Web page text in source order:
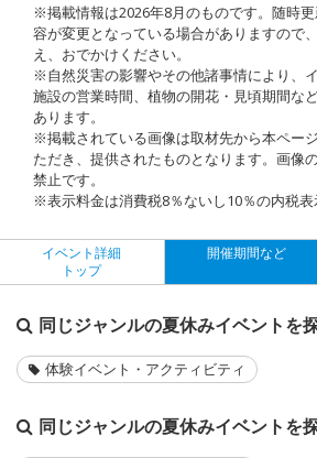
※掲載情報は2026年8月のものです。随時
容が変更となっている場合がありますので
え、おでかけください。
※自然災害の影響やその他諸事情により、
施設の営業時間、植物の開花・見頃期間な
あります。
※掲載されている画像は取材先から本ペー
ただき、提供されたものとなります。画像
禁止です。
※表示料金は消費税8％ないし10％の内税表
イベント詳細
トップ
開催期間など
同じジャンルの夏休みイベントを
体験イベント・アクティビティ
同じジャンルの夏休みイベントを